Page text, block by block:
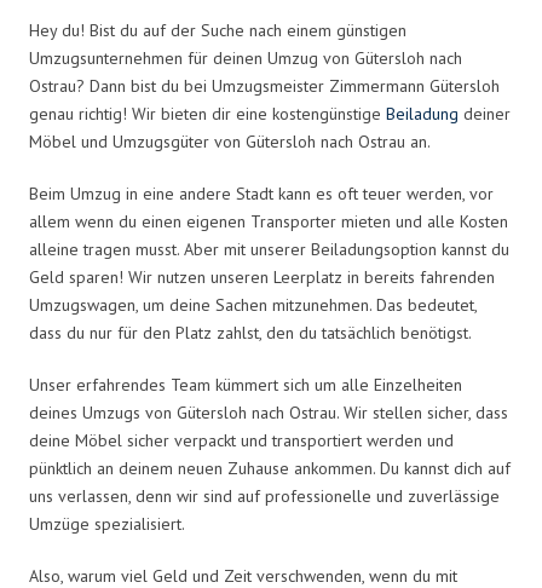
Hey du! Bist du auf der Suche nach einem günstigen
Umzugsunternehmen für deinen Umzug von Gütersloh nach
Ostrau? Dann bist du bei Umzugsmeister Zimmermann Gütersloh
genau richtig! Wir bieten dir eine kostengünstige Beiladung deiner
Möbel und Umzugsgüter von Gütersloh nach Ostrau an.
Beim Umzug in eine andere Stadt kann es oft teuer werden, vor
allem wenn du einen eigenen Transporter mieten und alle Kosten
alleine tragen musst. Aber mit unserer Beiladungsoption kannst du
Geld sparen! Wir nutzen unseren Leerplatz in bereits fahrenden
Umzugswagen, um deine Sachen mitzunehmen. Das bedeutet,
dass du nur für den Platz zahlst, den du tatsächlich benötigst.
Unser erfahrendes Team kümmert sich um alle Einzelheiten
deines Umzugs von Gütersloh nach Ostrau. Wir stellen sicher, dass
deine Möbel sicher verpackt und transportiert werden und
pünktlich an deinem neuen Zuhause ankommen. Du kannst dich auf
uns verlassen, denn wir sind auf professionelle und zuverlässige
Umzüge spezialisiert.
Also, warum viel Geld und Zeit verschwenden, wenn du mit